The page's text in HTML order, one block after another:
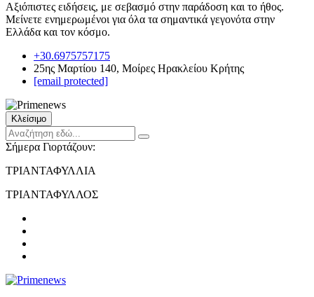
Αξιόπιστες ειδήσεις, με σεβασμό στην παράδοση και το ήθος.
Μείνετε ενημερωμένοι για όλα τα σημαντικά γεγονότα στην
Ελλάδα και τον κόσμο.
+30.6975757175
25ης Μαρτίου 140, Μοίρες Ηρακλείου Κρήτης
[email protected]
Κλείσιμο
Σήμερα Γιορτάζουν:
ΤΡΙΑΝΤΑΦΥΛΛΙΑ
ΤΡΙΑΝΤΑΦΥΛΛΟΣ